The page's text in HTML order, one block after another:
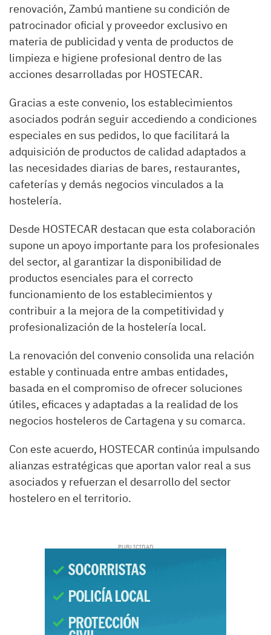
renovación, Zambú mantiene su condición de
patrocinador oficial y proveedor exclusivo en
materia de publicidad y venta de productos de
limpieza e higiene profesional dentro de las
acciones desarrolladas por HOSTECAR.
Gracias a este convenio, los establecimientos
asociados podrán seguir accediendo a condiciones
especiales en sus pedidos, lo que facilitará la
adquisición de productos de calidad adaptados a
las necesidades diarias de bares, restaurantes,
cafeterías y demás negocios vinculados a la
hostelería.
Desde HOSTECAR destacan que esta colaboración
supone un apoyo importante para los profesionales
del sector, al garantizar la disponibilidad de
productos esenciales para el correcto
funcionamiento de los establecimientos y
contribuir a la mejora de la competitividad y
profesionalización de la hostelería local.
La renovación del convenio consolida una relación
estable y continuada entre ambas entidades,
basada en el compromiso de ofrecer soluciones
útiles, eficaces y adaptadas a la realidad de los
negocios hosteleros de Cartagena y su comarca.
Con este acuerdo, HOSTECAR continúa impulsando
alianzas estratégicas que aportan valor real a sus
asociados y refuerzan el desarrollo del sector
hostelero en el territorio.